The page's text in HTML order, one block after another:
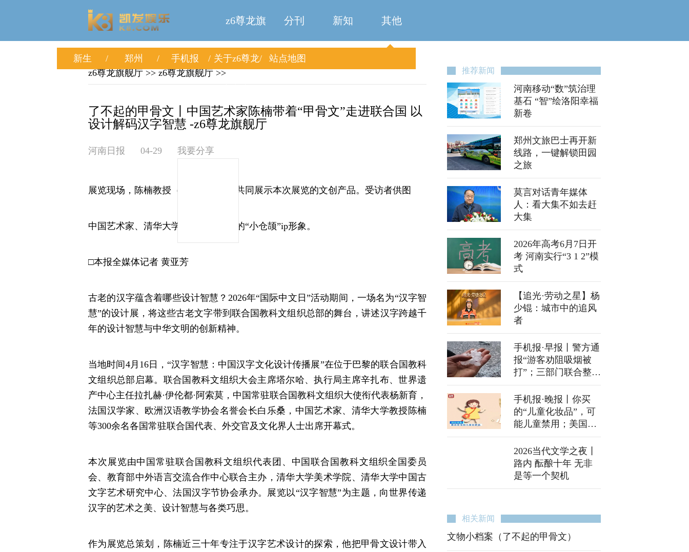
z6尊龙旗
舰厅
分刊 新知 其他
新生 郑州 手机报 关于z6尊龙
站点地图
z6尊龙旗舰厅 >> z6尊龙旗舰厅 >>
了不起的甲骨文丨中国艺术家陈楠带着“甲骨文”走进联合国 以
设计解码汉字智慧 -z6尊龙旗舰厅
河南日报 04-29 我要分享
展览现场，陈楠教授（左三）与嘉宾共同展示本次展览的文创产品。受访者供图
中国艺术家、清华大学教授陈楠设计的“小仓颉”ip形象。
□本报全媒体记者 黄亚芳
古老的汉字蕴含着哪些设计智慧？2026年“国际中文日”活动期间，一场名为“汉字智
慧”的设计展，将这些古老文字带到联合国教科文组织总部的舞台，讲述汉字跨越千
年的设计智慧与中华文明的创新精神。
当地时间4月16日，“汉字智慧：中国汉字文化设计传播展”在位于巴黎的联合国教科
文组织总部启幕。联合国教科文组织大会主席塔尔哈、执行局主席辛扎布、世界遗
产中心主任拉扎赫·伊伦都·阿索莫，中国常驻联合国教科文组织大使衔代表杨新育，
法国汉学家、欧洲汉语教学协会名誉会长白乐桑，中国艺术家、清华大学教授陈楠
等300余名各国常驻联合国代表、外交官及文化界人士出席开幕式。
本次展览由中国常驻联合国教科文组织代表团、中国联合国教科文组织全国委员
会、教育部中外语言交流合作中心联合主办，清华大学美术学院、清华大学中国古
文字艺术研究中心、法国汉字节协会承办。展览以“汉字智慧”为主题，向世界传递
汉字的艺术之美、设计智慧与各类巧思。
作为展览总策划，陈楠近三十年专注于汉字艺术设计的探索，他把甲骨文设计带入
推荐新闻
河南移动“数”筑治理
基石 “智”绘洛阳幸福
新卷
郑州文旅巴士再开新
线路，一键解锁田园
之旅
莫言对话青年媒体
人：看大集不如去赶
大集
2026年高考6月7日开
考 河南实行“3 1 2”模
式
【追光·劳动之星】杨
少锟：城市中的追风
者
手机报·早报丨警方通
报“游客劝阻吸烟被
打”；三部门联合整治
旅游市场强迫购物
手机报·晚报丨你买
的“儿童化妆品”，可
能儿童禁用；美国已
收到伊朗谈判新方案
2026当代文学之夜丨
路内 酝酿十年 无非
是等一个契机
相关新闻
文物小档案（了不起的甲骨文）